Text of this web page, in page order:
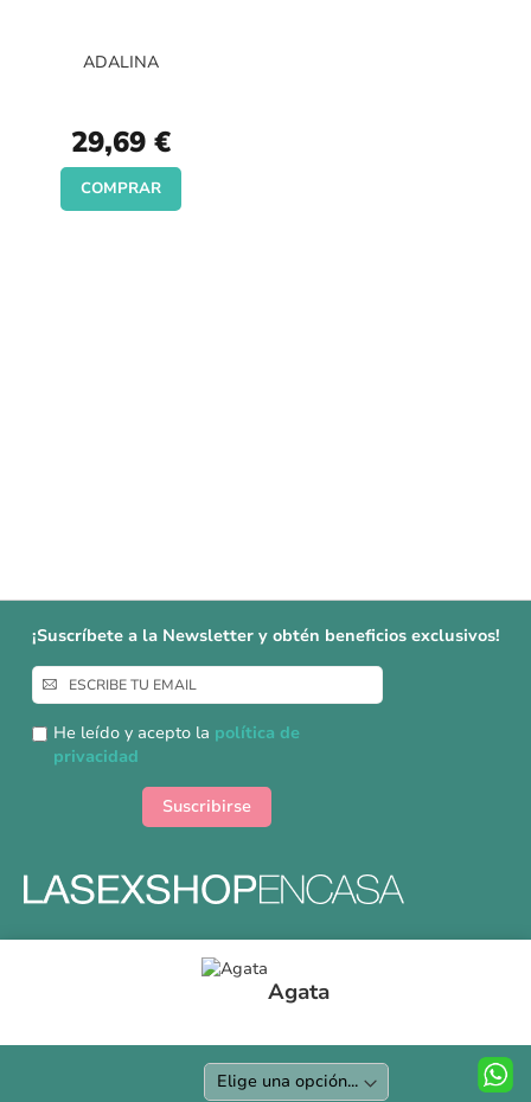
Agata
ADALINA
29,69 €
COMPRAR
¡Suscríbete a la Newsletter y obtén beneficios exclusivos!
Inscríbase
a
nuestro
boletín
He leído y acepto la política de
privacidad
Suscribirse
Formas y gastos de envíos
Protección a Compradores